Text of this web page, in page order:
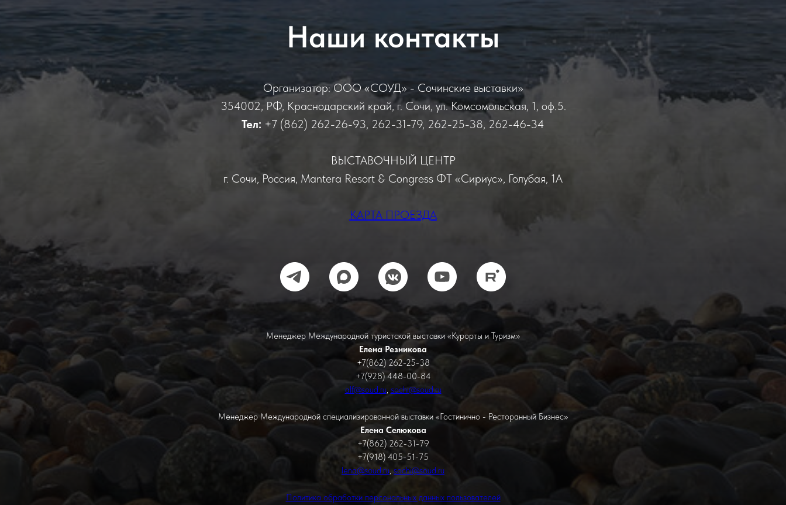
Наши контакты
Организатор: ООО «СОУД» - Сочинские выставки»
354002, РФ, Краснодарский край, г. Сочи, ул. Комсомольская, 1, оф.5.
Тел: +7 (862) 262-26-93, 262-31-79, 262-25-38, 262-46-34
ВЫСТАВОЧНЫЙ ЦЕНТР
г. Сочи, Россия, Mantera Resort & Congress ФТ «Сириус», Голубая, 1А
КАРТА ПРОЕЗДА
Менеджер Международной туристской выставки «Курорты и Туризм»
Елена Резникова
+7(862) 262-25-38
+7(928) 448-00-84
alf@soud.ru, sochi@soud.ru
Менеджер Международной специализированной выставки «Гостинично - Ресторанный Бизнес»
Елена Селюкова
+7(862) 262-31-79
+7(918) 405-51-75
lena@soud.ru,sochi@soud.ru
Политика обработки персональных данных пользователей